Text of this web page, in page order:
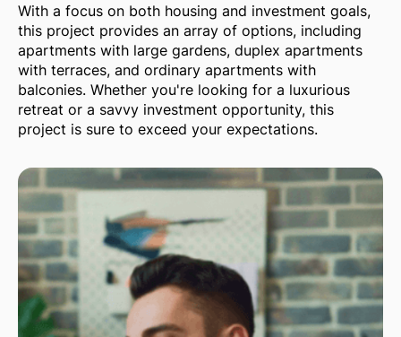
With a focus on both housing and investment goals,
this project provides an array of options, including
apartments with large gardens, duplex apartments
with terraces, and ordinary apartments with
balconies. Whether you're looking for a luxurious
retreat or a savvy investment opportunity, this
project is sure to exceed your expectations.